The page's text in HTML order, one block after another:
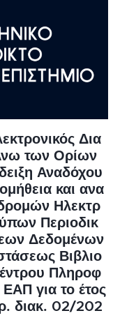
Δια
των Ορίων
Αναδόχου
και ανα
Ηλεκτρ
Περιοδικ
Δεδομένων
Βιβλιο
Πληροφ
για το έτος
διακ. 02/202